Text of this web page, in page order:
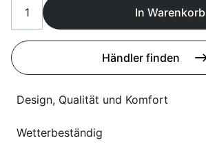
Uber uns
Sprachwahl
In Warenkorb
Händler finden
Design, Qualität und Komfort
Wetterbeständig